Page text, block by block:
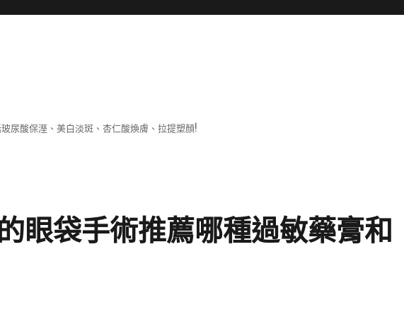
尿酸保溼、美白淡斑、杏仁酸煥膚、拉提塑顏!
眼袋手術推薦哪種過敏藥膏和